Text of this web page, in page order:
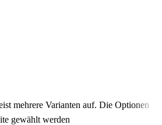
mehrere Varianten auf. Die Optionen
gewählt werden